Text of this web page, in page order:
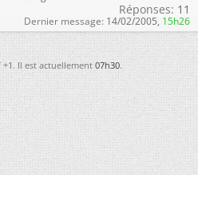
Réponses: 11
Dernier message: 14/02/2005, 15h26
+1. Il est actuellement07h30.